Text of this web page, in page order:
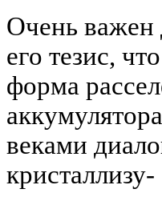
Очень важен
его тезис,
форма
веками
кристаллизу-